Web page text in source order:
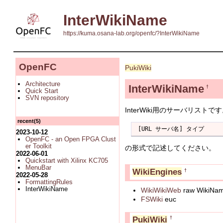
InterWikiName
https://kuma.osana-lab.org/openfc/?InterWikiName
PukiWiki
InterWikiName †
InterWiki用のサーバリストです
[URL サーバ名] タイプ
の形式で記述してください。
WikiEngines †
WikiWikiWeb raw
FSWiki euc
PukiWiki †
OpenFC
Architecture
Quick Start
SVN repository
recent(5)
2023-10-12
OpenFC - an Open FPGA Clust
er Toolkit
2022-06-01
Quickstart with Xilinx KC705
MenuBar
2022-05-28
FormattingRules
InterWikiName